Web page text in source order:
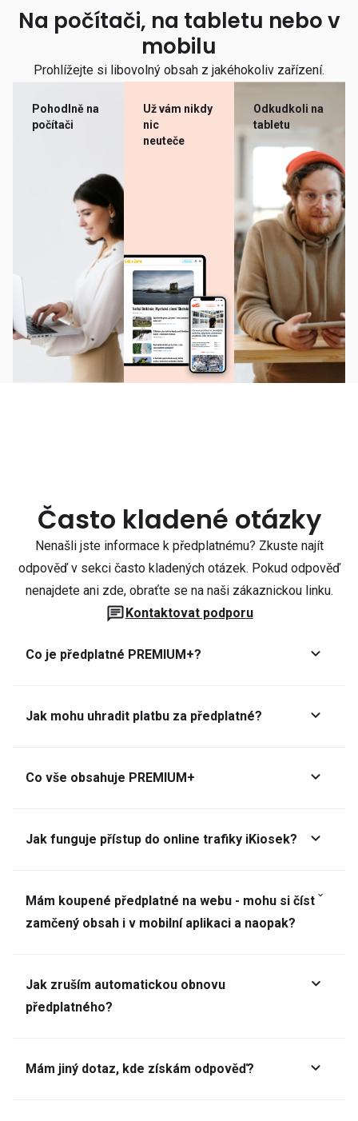
Na počítači, na tabletu nebo v
mobilu
Prohlížejte si libovolný obsah z jakéhokoliv zařízení.
Pohodlně na
počítači
Už vám nikdy
nic
neuteče
Odkudkoli na
tabletu
Často kladené otázky
Nenašli jste informace k předplatnému? Zkuste najít
odpověď v sekci často kladených otázek. Pokud odpověď
nenajdete ani zde, obraťte se na naši zákaznickou linku.
Kontaktovat podporu
Co je předplatné PREMIUM+?
Jak mohu uhradit platbu za předplatné?
Co vše obsahuje PREMIUM+
Jak funguje přístup do online trafiky iKiosek?
Mám koupené předplatné na webu - mohu si číst
zamčený obsah i v mobilní aplikaci a naopak?
Jak zruším automatickou obnovu
předplatného?
Mám jiný dotaz, kde získám odpověď?